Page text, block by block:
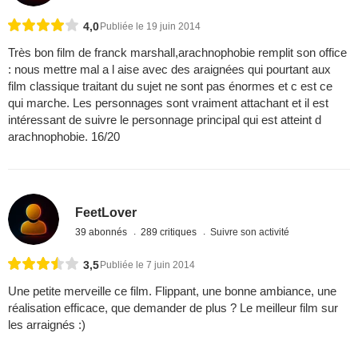
4,0 Publiée le 19 juin 2014
Très bon film de franck marshall,arachnophobie remplit son office
: nous mettre mal a l aise avec des araignées qui pourtant aux
film classique traitant du sujet ne sont pas énormes et c est ce
qui marche. Les personnages sont vraiment attachant et il est
intéressant de suivre le personnage principal qui est atteint d
arachnophobie. 16/20
FeetLover
39 abonnés 289 critiques Suivre son activité
3,5 Publiée le 7 juin 2014
Une petite merveille ce film. Flippant, une bonne ambiance, une
réalisation efficace, que demander de plus ? Le meilleur film sur
les arraignés :)